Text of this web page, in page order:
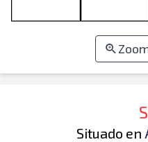
Situado en